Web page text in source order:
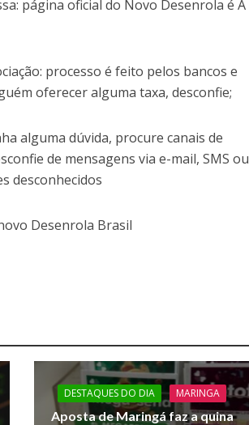
página oficial do Novo Desenrola é A
processo é feito pelos bancos e
oferecer alguma taxa, desconfie;
alguma dúvida, procure canais de
de mensagens via e-mail, SMS ou
desconhecidos
Desenrola Brasil
DESTAQUES DO DIA MARINGA
Aposta de Maringá faz a quina